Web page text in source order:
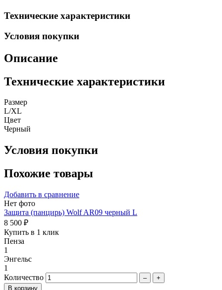
Технические характеристики
Условия покупки
Описание
Технические характеристики
Размер
L/XL
Цвет
Черный
Условия покупки
Похожие товары
Добавить в сравнение
Нет фото
Защита (панцирь) Wolf AR09 черный L
8 500 ₽
Купить в 1 клик
Пенза
1
Энгельс
1
Количество
– +